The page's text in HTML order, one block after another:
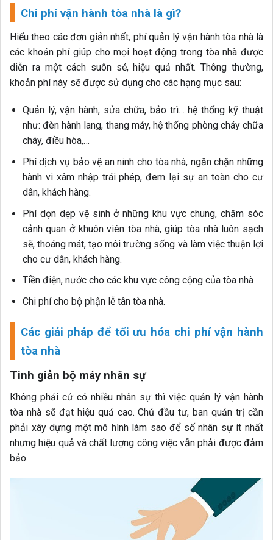
Chi phí vận hành tòa nhà là gì?
Hiểu theo các đơn giản nhất, phí quản lý vận hành tòa nhà là
các khoản phí giúp cho mọi hoạt động trong tòa nhà được
diễn ra một cách suôn sẻ, hiệu quả nhất. Thông thường,
khoản phí này sẽ được sử dụng cho các hạng mục sau:
Quản lý, vận hành, sửa chữa, bảo trì… hệ thống kỹ thuật
như: đèn hành lang, thang máy, hệ thống phòng cháy chữa
cháy, điều hòa,…
Phí dịch vụ bảo vệ an ninh cho tòa nhà, ngăn chặn những
hành vi xâm nhập trái phép, đem lại sự an toàn cho cư
dân, khách hàng.
Phí dọn dẹp vệ sinh ở những khu vực chung, chăm sóc
cảnh quan ở khuôn viên tòa nhà, giúp tòa nhà luôn sạch
sẽ, thoáng mát, tạo môi trường sống và làm việc thuận lợi
cho cư dân, khách hàng.
Tiền điện, nước cho các khu vực công cộng của tòa nhà
Chi phí cho bộ phận lễ tân tòa nhà.
Các giải pháp để tối ưu hóa chi phí vận hành
tòa nhà
Tinh giản bộ máy nhân sự
Không phải cứ có nhiều nhân sự thì việc quản lý vận hành
tòa nhà sẽ đạt hiệu quả cao. Chủ đầu tư, ban quản trị cần
phải xây dựng một mô hình làm sao để số nhân sự ít nhất
nhưng hiệu quả và chất lượng công việc vẫn phải được đảm
bảo.